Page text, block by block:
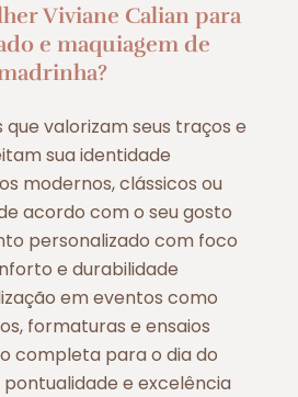
Viviane Calian para
e maquiagem de
que valorizam seus traços e
sua identidade
modernos, clássicos ou
acordo com o seu gosto
personalizado com foco
e durabilidade
em eventos como
formaturas e ensaios
completa para o dia do
e excelência